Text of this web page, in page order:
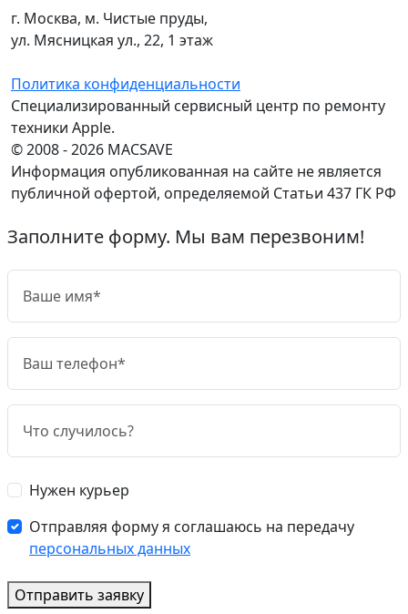
г. Москва, м. Чистые пруды,
ул. Мясницкая ул., 22, 1 этаж
Политика конфиденциальности
Специализированный сервисный центр по ремонту
техники Apple.
© 2008 - 2026 MACSAVE
Информация опубликованная на сайте не является
публичной офертой, определяемой Статьи 437 ГК РФ
Заполните форму. Мы вам перезвоним!
Нужен курьер
Отправляя форму я соглашаюсь на передачу
персональных данных
Отправить заявку